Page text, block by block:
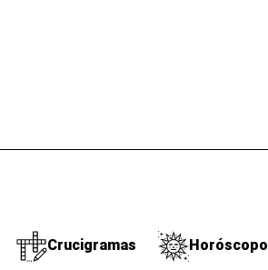
Crucigramas Horóscopo